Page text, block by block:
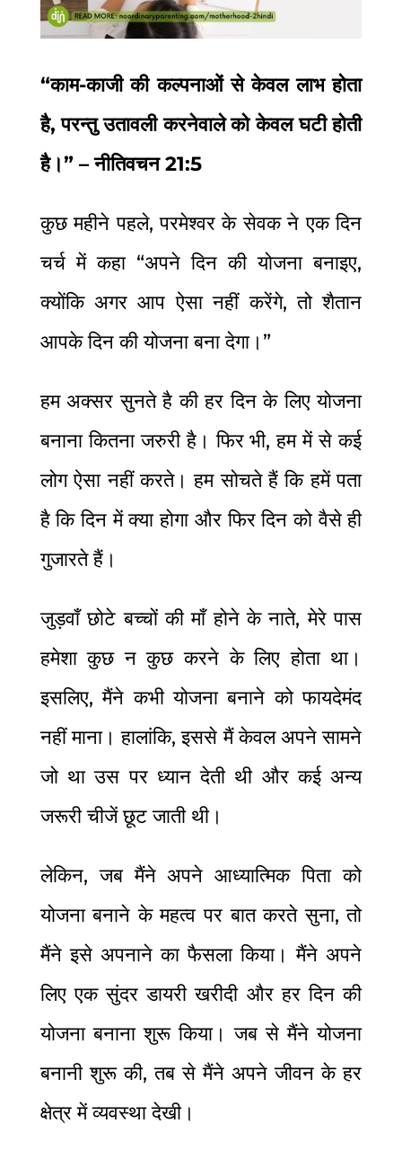
“काम-काजी की कल्पनाओं से केवल लाभ होता
है,परन्तु उतावली करनेवाले को केवल घटी होती
है।” – नीतिवचन21:5
कुछ महीने पहले, परमेश्वर के सेवक ने एक दिन
चर्च में कहा “अपने दिन की योजना बनाइए,
क्योंकि अगर आप ऐसा नहीं करेंगे, तो शैतान
आपके दिन की योजना बना देगा।”
हम अक्सर सुनते है की हर दिन के लिए योजना
बनाना कितना जरुरी है। फिर भी, हम में से कई
लोग ऐसा नहीं करते। हम सोचते हैं कि हमें पता
है कि दिन में क्या होगा और फिर दिन को वैसे ही
गुजारते हैं।
जुड़वाँ छोटे बच्चों की माँ होने के नाते, मेरे पास
हमेशा कुछ न कुछ करने के लिए होता था।
इसलिए, मैंने कभी योजना बनाने को फायदेमंद
नहीं माना। हालांकि, इससे मैं केवल अपने सामने
जो था उस पर ध्यान देती थी और कई अन्य
जरूरी चीजें छूट जाती थी।
लेकिन, जब मैंने अपने आध्यात्मिक पिता को
योजना बनाने के महत्व पर बात करते सुना, तो
मैंने इसे अपनाने का फैसला किया। मैंने अपने
लिए एक सुंदर डायरी खरीदी और हर दिन की
योजना बनाना शुरू किया। जब से मैंने योजना
बनानी शुरू की, तब से मैंने अपने जीवन के हर
क्षेत्र में व्यवस्था देखी।